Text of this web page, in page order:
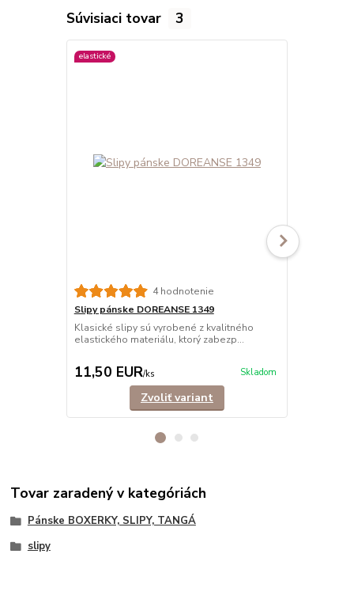
Súvisiaci tovar 3
elastické
4 hodnotenie
Slipy pánske DOREANSE 1349
Klasické slipy sú vyrobené z kvalitného
elastického materiálu, ktorý zabezp...
11,50 EUR/ks Skladom
Zvoliť variant
Tovar zaradený v kategóriách
Pánske BOXERKY, SLIPY, TANGÁ
slipy